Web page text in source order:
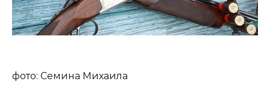
фото: Семина Михаила